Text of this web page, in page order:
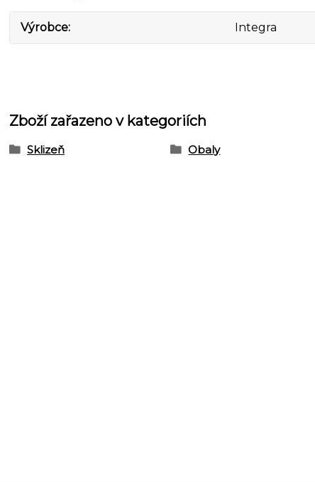
Výrobce Integra
Zboží zařazeno v kategoriích
Sklizeň Obaly